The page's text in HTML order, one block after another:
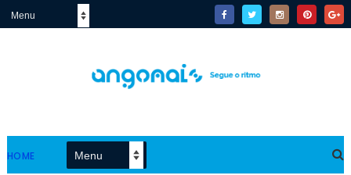
HOME